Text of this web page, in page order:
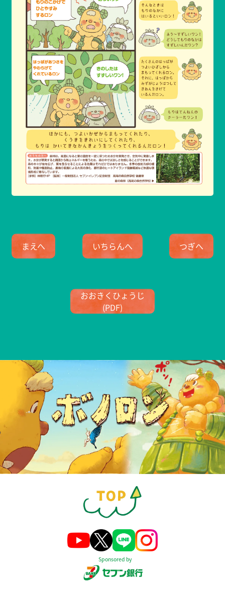
まえへ いちらんへ つぎへ
おおきくひょうじ
(PDF)
Sponsored by